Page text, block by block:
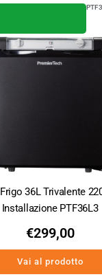
36L Trivalente
Installazione PTF36L3
€299,00
Vai al prodotto